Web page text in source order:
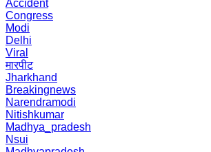
Accident
Congress
Modi
Delhi
Viral
मारपीट
Jharkhand
Breakingnews
Narendramodi
Nitishkumar
Madhya_pradesh
Nsui